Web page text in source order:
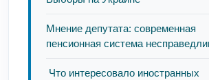
Мнение депутата: современная
пенсионная система
Что интересовало иностранных